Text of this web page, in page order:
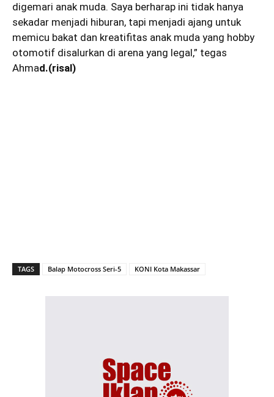
digemari anak muda. Saya berharap ini tidak hanya
sekadar menjadi hiburan, tapi menjadi ajang untuk
memicu bakat dan kreatifitas anak muda yang hobby
otomotif disalurkan di arena yang legal,” tegas
Ahmad.(risal)
TAGS Balap Motocross Seri-5 KONI Kota Makassar